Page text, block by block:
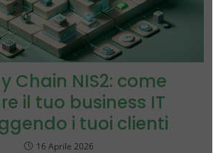
Chain NIS2: come
il tuo business IT
i tuoi clienti
16 Aprile 2026